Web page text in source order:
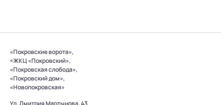
«Покровские ворота»,
«ЖКЦ «Покровский»,
«Покровская слобода»,
«Покровский дом»,
«Новопокровская»
Ул. Дмитрия Мартынова, 43